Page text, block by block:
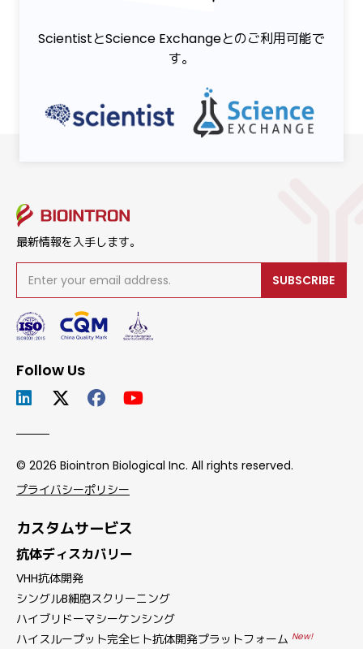
ScientistとScience Exchangeとのご利用可能で
す。
最新情報を入手します。
SUBSCRIBE
Follow Us
© 2026 Biointron Biological Inc. All rights reserved.
プライバシーポリシー
カスタムサービス
抗体ディスカバリー
VHH抗体開発
シングルB細胞スクリーニング
ハイブリドーマシーケンシング
ハイスループット完全ヒト抗体開発プラットフォーム New!